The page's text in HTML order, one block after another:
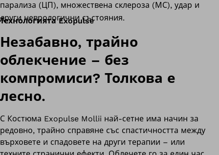
парализа (ЦП), множествена склероза (МС), удар и
други неврологични състояния.
Технологията Exopulse
Незабавно, трайно
облекчение – без
компромиси? Толкова е
лесно.
С Костюма Exopulse Mollii най-сетне има начин за
редовно, трайно справяне със спастичността между
върховете и спадовете на други терапии – или